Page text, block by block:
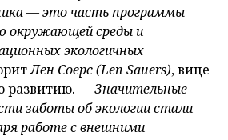
— это часть программы
окружающей среды и
экологичных
Лен Соерс (Len Sauers), вице
развитию. —Значительные
заботы об экологии стали
работе с внешними